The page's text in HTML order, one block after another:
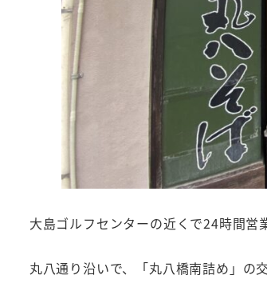
大島ゴルフセンターの近くで24時間営
丸八通り沿いで、「丸八橋南詰め」の